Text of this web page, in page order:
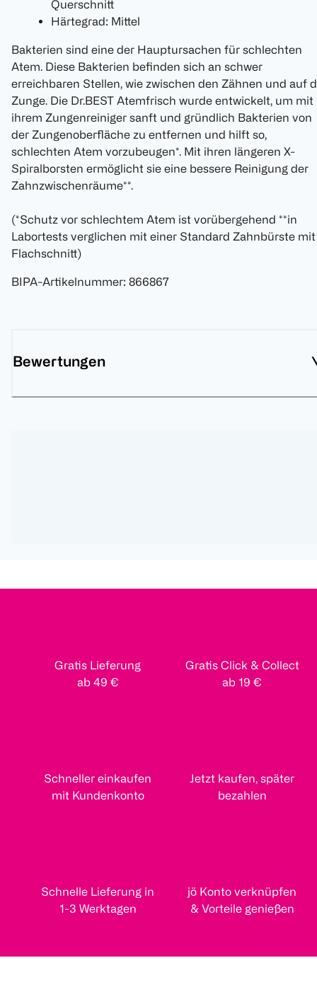
Querschnitt
Härtegrad: Mittel
Bakterien sind eine der Hauptursachen für schlechten
Atem. Diese Bakterien befinden sich an schwer
erreichbaren Stellen, wie zwischen den Zähnen und auf
Zunge. Die Dr.BEST Atemfrisch wurde entwickelt, um mit
ihrem Zungenreiniger sanft und gründlich Bakterien von
der Zungenoberfläche zu entfernen und hilft so,
schlechten Atem vorzubeugen*. Mit ihren längeren X-
Spiralborsten ermöglicht sie eine bessere Reinigung der
Zahnzwischenräume**.
(*Schutz vor schlechtem Atem ist vorübergehend **in
Labortests verglichen mit einer Standard Zahnbürste mit
Flachschnitt)
BIPA-Artikelnummer: 866867
Bewertungen
Gratis Lieferung
ab 49 €
Gratis Click & Collect
ab 19 €
Schneller einkaufen
mit Kundenkonto
Jetzt kaufen, später
bezahlen
Schnelle Lieferung in
1-3 Werktagen
jö Konto verknüpfen
& Vorteile genießen